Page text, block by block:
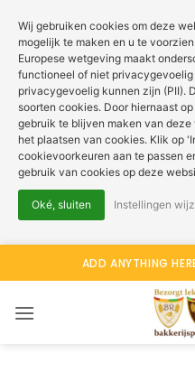
naar
ADD ANYTHING
Wij gebruiken cookies om deze
mogelijk te maken en u te
Europese wetgeving maakt
functioneel of niet
privacygevoelig kunnen zijn (PII).
soorten cookies. Door hiernaast op
gebruik te blijven maken van
het plaatsen van cookies. Klik op
cookievoorkeuren aan te passen
gebruik van cookies op deze
Oké, sluiten Instellingen